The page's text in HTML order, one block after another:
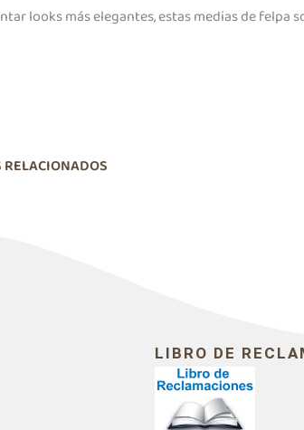
looks más elegantes, estas medias de felpa
RELACIONADOS
LIBRO DE